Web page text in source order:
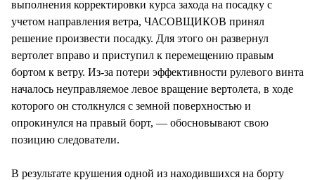
выполнения корректировки курса захода на посадку с
учетом направления ветра, ЧАСОВЩИКОВ принял
решение произвести посадку. Для этого он развернул
вертолет вправо и приступил к перемещению правым
бортом к ветру. Из-за потери эффективности рулевого винта
началось неуправляемое левое вращение вертолета, в ходе
которого он столкнулся с земной поверхностью и
опрокинулся на правый борт, — обосновывают свою
позицию следователи.
В результате крушения одной из находившихся на борту